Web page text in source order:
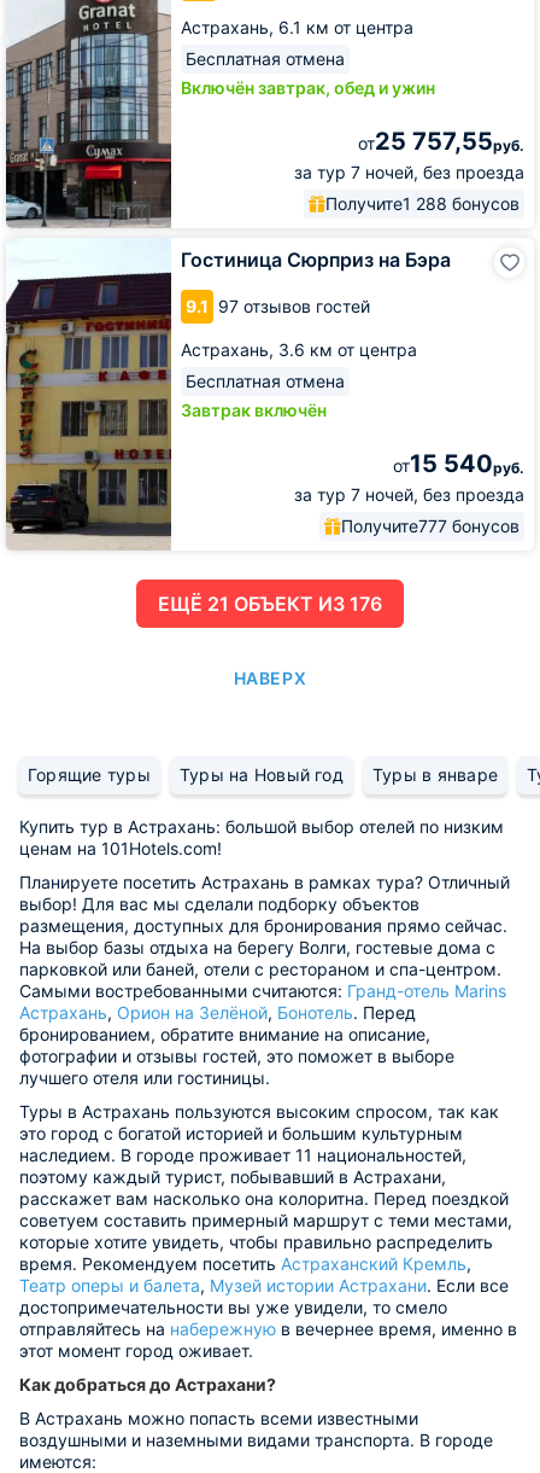
Астрахань, 6.1 км от центра
Бесплатная отмена
Включён завтрак, обед и ужин
от25 757,55руб.
за тур 7 ночей, без проезда
Получите1 288 бонусов
Гостиница Сюрприз на Бэра
9.1 97 отзывов гостей
Астрахань, 3.6 км от центра
Бесплатная отмена
Завтрак включён
от15 540руб.
за тур 7 ночей, без проезда
Получите777 бонусов
на
Бэра
ЕЩË 21 ОБЪЕКТ ИЗ 176
НАВЕРХ
Горящие туры Туры на Новый год Туры в январе
Купить тур в Астрахань: большой выбор отелей по низким
ценам на 101Hotels.com!
Планируете посетить Астрахань в рамках тура? Отличный
выбор! Для вас мы сделали подборку объектов
размещения, доступных для бронирования прямо сейчас.
На выбор базы отдыха на берегу Волги, гостевые дома с
парковкой или баней, отели с рестораном и спа-центром.
Самыми востребованными считаются: Гранд-отель Marins
Астрахань, Орион на Зелёной, Бонотель. Перед
бронированием, обратите внимание на описание,
фотографии и отзывы гостей, это поможет в выборе
лучшего отеля или гостиницы.
Туры в Астрахань пользуются высоким спросом, так как
это город с богатой историей и большим культурным
наследием. В городе проживает 11 национальностей,
поэтому каждый турист, побывавший в Астрахани,
расскажет вам насколько она колоритна. Перед поездкой
советуем составить примерный маршрут с теми местами,
которые хотите увидеть, чтобы правильно распределить
время. Рекомендуем посетить Астраханский Кремль,
Театр оперы и балета, Музей истории Астрахани. Если все
достопримечательности вы уже увидели, то смело
отправляйтесь на набережную в вечернее время, именно в
этот момент город оживает.
Как добраться до Астрахани?
В Астрахань можно попасть всеми известными
воздушными и наземными видами транспорта. В городе
имеются: